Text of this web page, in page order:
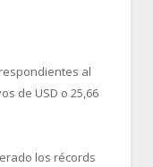
al
de USD o 25,66
los récords